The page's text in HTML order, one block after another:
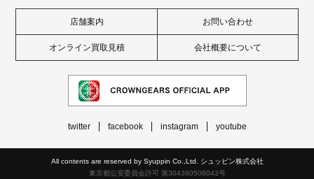
店舗案内 お問い合わせ
オンライン買取見積 会社概要について
twitter facebook instagram youtube
All contents are reserved by Syuppin Co.,Ltd. シュッピン株式会社
東京都公安委員会許可 第304360508043号